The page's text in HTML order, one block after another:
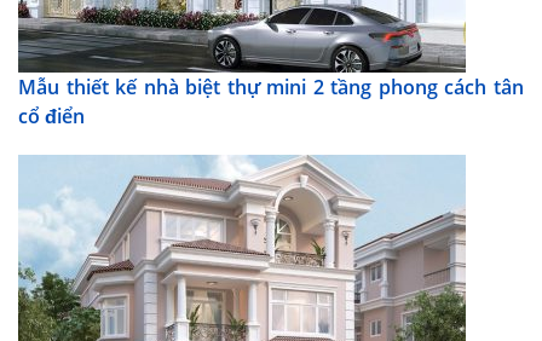
Mẫu thiết kế nhà biệt thự mini 2 tầng phong cách tân
cổ điển